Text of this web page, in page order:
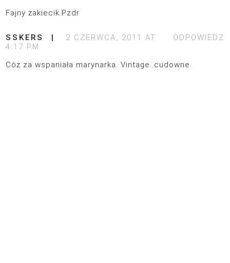
Fajny żakiecik.Pzdr
ODPOWIEDZ
SSKERS
2 CZERWCA, 2011 AT
4:17 PM
Cóż za wspaniała marynarka. Vintage..cudowne.